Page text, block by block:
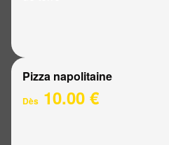
Pizza napolitaine
Dès 10.00 €